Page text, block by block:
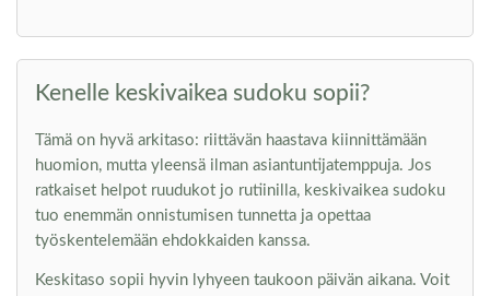
Kenelle keskivaikea sudoku sopii?
Tämä on hyvä arkitaso: riittävän haastava kiinnittämään
huomion, mutta yleensä ilman asiantuntijatemppuja. Jos
ratkaiset helpot ruudukot jo rutiinilla, keskivaikea sudoku
tuo enemmän onnistumisen tunnetta ja opettaa
työskentelemään ehdokkaiden kanssa.
Keskitaso sopii hyvin lyhyeen taukoon päivän aikana. Voit